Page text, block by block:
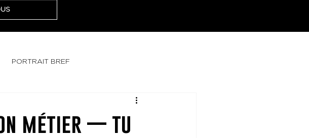
PORTRAIT BREF
métier — tu